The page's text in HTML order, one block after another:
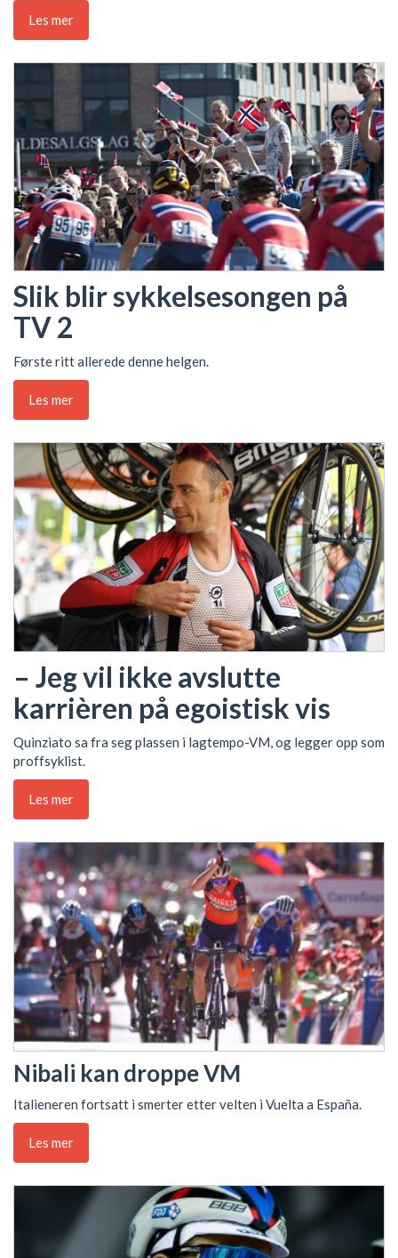
Les mer
Slik blir sykkelsesongen på
TV 2
Første ritt allerede denne helgen.
Les mer
– Jeg vil ikke avslutte
karrièren på egoistisk vis
Quinziato sa fra seg plassen i lagtempo-VM, og legger opp som
proffsyklist.
Les mer
Nibali kan droppe VM
Italieneren fortsatt i smerter etter velten i Vuelta a España.
Les mer